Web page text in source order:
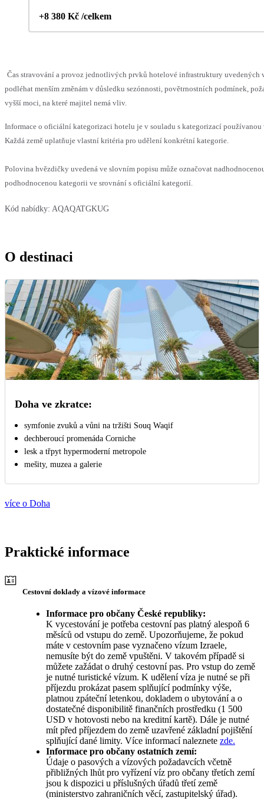
+8 380 Kč /celkem
Čas stravování a provoz jednotlivých prvků hotelové infrastruktury uvedených
podléhat menším změnám v důsledku sezónnosti, povětrnostních podmínek,
vyšší moci, na které majitel nemá vliv.
Informace o oficiální kategorizaci hotelu je v souladu s kategorizací používanou
Každá země uplatňuje vlastní kritéria pro udělení konkrétní kategorie.
Polovina hvězdičky uvedená ve slovním popisu může označovat
podhodnocenou kategorii ve srovnání s oficiální kategorií.
Kód nabídky: AQAQATGKUG
O destinaci
Doha ve zkratce:
symfonie zvuků a vůni na tržišti Souq Waqif
dechberoucí promenáda Corniche
lesk a třpyt hypermoderní metropole
mešity, muzea a galerie
více o Doha
Praktické informace
Cestovní doklady a vízové informace
Informace pro občany České republiky:
K vycestování je potřeba cestovní pas platný alespoň 6
měsíců od vstupu do země. Upozorňujeme, že pokud
máte v cestovním pase vyznačeno vízum Izraele,
nemusíte být do země vpuštěni. V takovém případě si
můžete zažádat o druhý cestovní pas. Pro vstup do země
je nutné turistické vízum. K udělení víza je nutné se při
příjezdu prokázat pasem splňující podmínky výše,
platnou zpáteční letenkou, dokladem o ubytování a o
dostatečné disponibilitě finančních prostředku (1 500
USD v hotovosti nebo na kreditní kartě). Dále je nutné
mít před příjezdem do země uzavřené základní pojištění
splňující dané limity. Více informací naleznete zde.
Informace pro občany ostatních zemí:
Údaje o pasových a vízových požadavcích včetně
přibližných lhůt pro vyřízení víz pro občany třetích zemí
jsou k dispozici u příslušných úřadů třetí země
(ministerstvo zahraničních věcí, zastupitelský úřad).